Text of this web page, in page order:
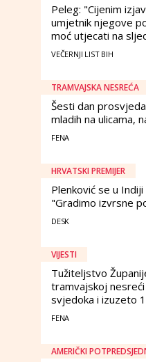
Peleg: "Cijenim
umjetnik njegove
moć utjecati na
VEČERNJI LIST BIH
TRAMVAJSKA NESREĆA
Šesti dan
mladih na ulicama,
FENA
HRVATSKI PREMIJER
Plenković se u
"Gradimo izvrsne
DESK
VIJESTI
Tužiteljstvo
tramvajskoj
svjedoka i izuzeto
FENA
AMERIČKI